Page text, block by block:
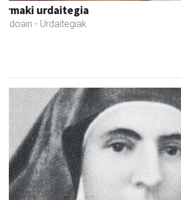
GF akademia
Andoain - Akademiak